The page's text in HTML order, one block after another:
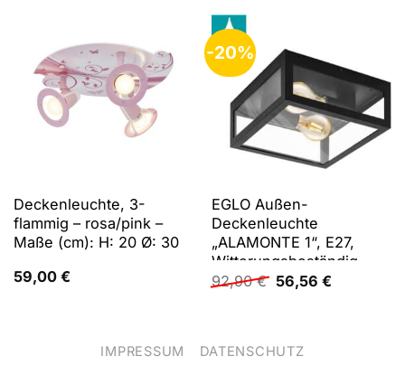
Deckenleuchte, 3-
flammig – rosa/pink –
Maße (cm): H: 20 Ø: 30
59,00 €
-20%
EGLO Außen-
Deckenleuchte
„ALAMONTE 1“, E27,
Witterungsbeständig
92,90€ Ursprünglicher
Preis
56,56 €Aktueller
IMPRESSUM DATENSCHUTZ